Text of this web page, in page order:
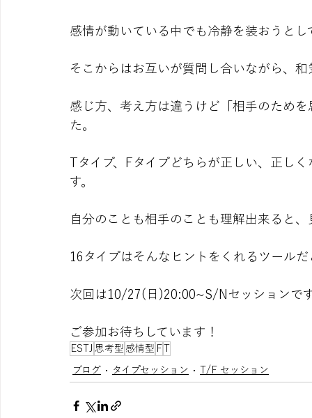
感情が動いている中でも冷静を装おうと
そこからはお互いが質問し合いながら、
感じ方、考え方は違うけど「相手のため
た。
Tタイプ、Fタイプどちらが正しい、正し
す。
自分のことも相手のことも理解出来ると
16タイプはそんなヒントをくれるツールだ
次回は10/27(日)20:00~S/Nセッションで
ご参加お待ちしています！
ESTJ 思考型 感情型 F
ブログ タイプセッション T/F セッション